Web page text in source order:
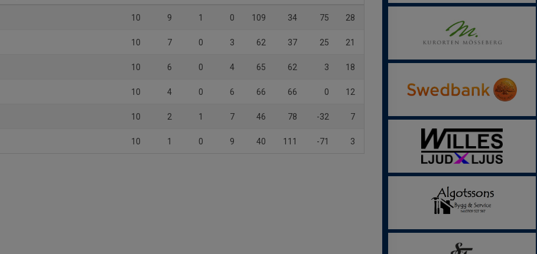
10 9 1 0 109 34 75 28
10 7 0 3 62 37 25 21
10 6 0 4 65 62 3 18
10 4 0 6 66 66 0 12
10 2 1 7 46 78 -32 7
10 1 0 9 40 111 -71 3